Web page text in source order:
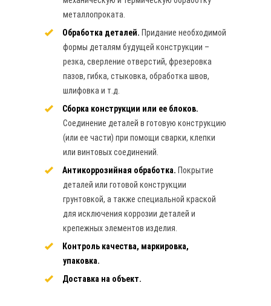
металлопроката.
Обработка деталей. Придание необходимой
формы деталям будущей конструкции –
резка, сверление отверстий, фрезеровка
пазов, гибка, стыковка, обработка швов,
шлифовка и т.д.
Сборка конструкции или ее блоков.
Соединение деталей в готовую конструкцию
(или ее части) при помощи сварки, клепки
или винтовых соединений.
Антикоррозийная обработка. Покрытие
деталей или готовой конструкции
грунтовкой, а также специальной краской
для исключения коррозии деталей и
крепежных элементов изделия.
Контроль качества, маркировка,
упаковка.
Доставка на объект.